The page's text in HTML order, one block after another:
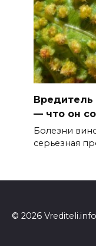
Вредитель
— что он
Болезни
серьезная
© 2026 Vrediteli.info